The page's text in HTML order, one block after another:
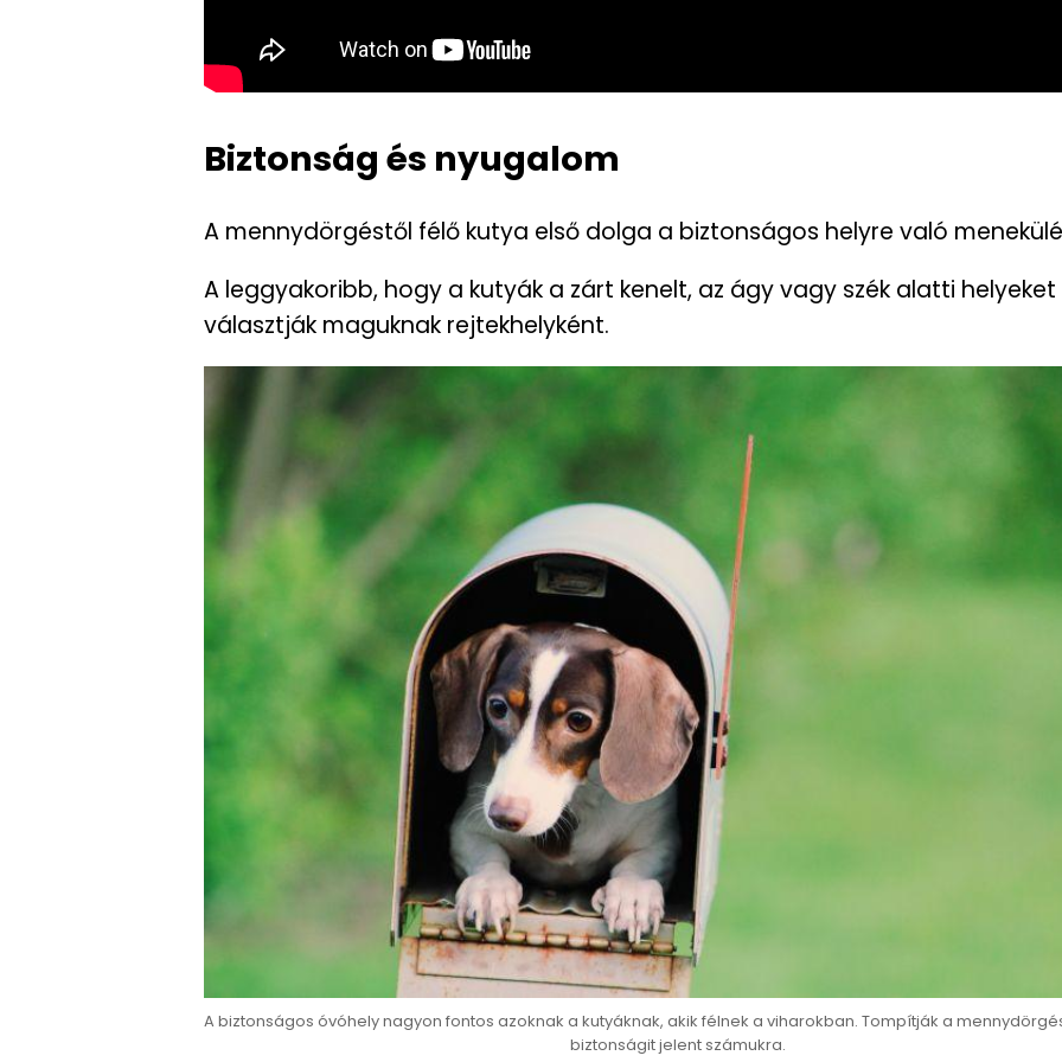
Biztonság és nyugalom
A mennydörgéstől félő kutya első dolga a biztonságos helyre való
A leggyakoribb, hogy a kutyák a zárt kenelt, az ágy vagy szék alatti helyeket
választják maguknak rejtekhelyként.
A biztonságos óvóhely nagyon fontos azoknak a kutyáknak, akik félnek a viharokban. Tompítják a
biztonságit jelent számukra.